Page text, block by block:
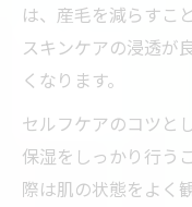
は、産毛を減らすこ
スキンケアの浸透が
くなります。
セルフケアのコツと
保湿をしっかり行う
際は肌の状態をよく